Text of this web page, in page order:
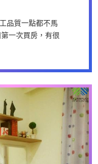
品質一點都不馬
一次買房，有很